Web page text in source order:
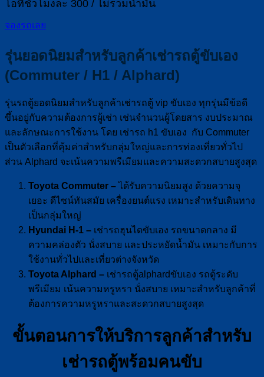
โอทีชั่วโมงละ 300 / ไม่รวมน้ำมัน
จองรถเลย
รุ่นยอดนิยมสำหรับลูกค้าเช่ารถตู้ขับเอง
(Commuter / H1 / Alphard)
รุ่นรถตู้ยอดนิยมสำหรับลูกค้าเช่ารถตู้ vip ขับเอง ทุกรุ่นมีข้อดี
ขึ้นอยู่กับความต้องการผู้เช่า เช่นจำนวนผู้โดยสาร งบประมาณ
และลักษณะการใช้งาน โดย เช่ารถ h1 ขับเอง กับ Commuter
เป็นตัวเลือกที่คุ้มค่าสำหรับกลุ่มใหญ่และการท่องเที่ยวทั่วไป
ส่วน Alphard จะเน้นความพรีเมียมและความสะดวกสบายสูงสุด
Toyota Commuter –ได้รับความนิยมสูง ด้วยความจุ
เยอะ ดีไซน์ทันสมัย เครื่องยนต์แรง เหมาะสำหรับเดินทาง
เป็นกลุ่มใหญ่
Hyundai H-1 – เช่ารถฮุนไดขับเอง รถขนาดกลาง มี
ความคล่องตัว นั่งสบาย และประหยัดน้ำมัน เหมาะกับการ
ใช้งานทั่วไปและเที่ยวต่างจังหวัด
Toyota Alphard – เช่ารถตู้alphardขับเอง รถตู้ระดับ
พรีเมียม เน้นความหรูหรา นั่งสบาย เหมาะสำหรับลูกค้าที่
ต้องการความหรูหราและสะดวกสบายสูงสุด
ขั้นตอนการให้บริการลูกค้าสำหรับ
เช่ารถตู้พร้อมคนขับ